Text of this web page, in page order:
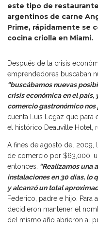
este tipo de
argentinos de carne
Prime, rápidamente se
cocina criolla en Miami.
Después de la crisis
emprendedores buscaban
“buscábamos nuevas
crisis económica en el país,
comercio gastronómico
cuenta Luis Legaz que para
el histórico Deauville Hotel,
A fines de agosto del 2009,
de comercio por $63,000,
entonces. “Realizamos una
instalaciones en 30 días, lo
y alcanzó un total
Federico, padre e hijo. Para
decidieron mantener el
del mismo año abrieron al